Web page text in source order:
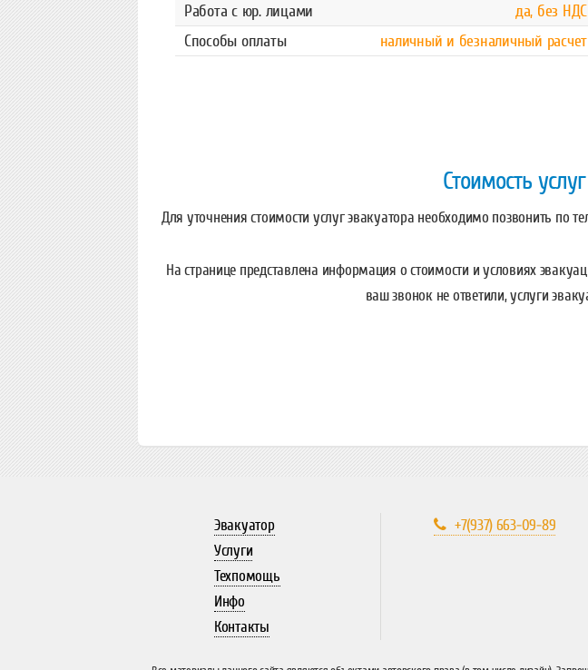
Работа с юр. лицами
да, без НДС
Способы оплаты
наличный и безналичный расчет
Стоимость
Для уточнения стоимости услуг эвакуатора необходимо позвонить по
На странице представлена информация о стоимости и условиях
ваш звонок не ответили, услуги
Эвакуатор
Услуги
Техпомощь
Инфо
Контакты
+7(937) 663-09-89